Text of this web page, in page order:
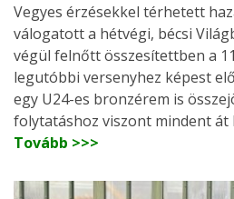
Vegyes érzésekkel térhetett
válogatott a hétvégi, bécsi
végül felnőtt összesítettben a
legutóbbi versenyhez képest
egy U24-es bronzérem is
folytatáshoz viszont mindent át
Tovább >>>